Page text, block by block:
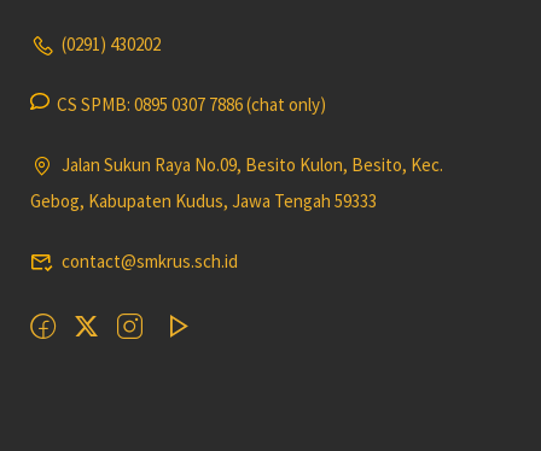
(0291) 430202
CS SPMB: 0895 0307 7886 (chat only)
Jalan Sukun Raya No.09, Besito Kulon, Besito, Kec.
Gebog, Kabupaten Kudus, Jawa Tengah 59333
contact@smkrus.sch.id